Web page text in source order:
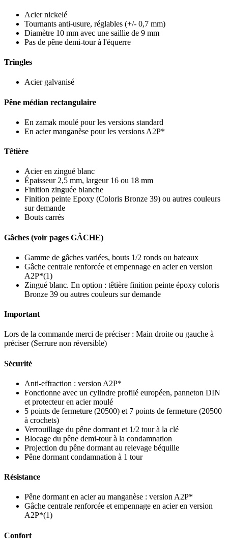
Acier nickelé
Tournants anti-usure, réglables (+/- 0,7 mm)
Diamètre 10 mm avec une saillie de 9 mm
Pas de pêne demi-tour à l'équerre
Tringles
Acier galvanisé
Pêne médian rectangulaire
En zamak moulé pour les versions standard
En acier manganèse pour les versions A2P*
Têtière
Acier en zingué blanc
Épaisseur 2,5 mm, largeur 16 ou 18 mm
Finition zinguée blanche
Finition peinte Epoxy (Coloris Bronze 39) ou autres couleurs
sur demande
Bouts carrés
Gâches (voir pages GÂCHE)
Gamme de gâches variées, bouts 1/2 ronds ou bateaux
Gâche centrale renforcée et empennage en acier en version
A2P*(1)
Zingué blanc. En option : têtière finition peinte époxy coloris
Bronze 39 ou autres couleurs sur demande
Important
Lors de la commande merci de préciser : Main droite ou gauche à
préciser (Serrure non réversible)
Sécurité
Anti-effraction : version A2P*
Fonctionne avec un cylindre profilé européen, panneton DIN
et protecteur en acier moulé
5 points de fermeture (20500) et 7 points de fermeture (20500
à crochets)
Verrouillage du pêne dormant et 1/2 tour à la clé
Blocage du pêne demi-tour à la condamnation
Projection du pêne dormant au relevage béquille
Pêne dormant condamnation à 1 tour
Résistance
Pêne dormant en acier au manganèse : version A2P*
Gâche centrale renforcée et empennage en acier en version
A2P*(1)
Confort